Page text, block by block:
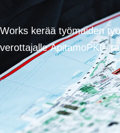
Works kerää työmaiden
verottajalleApitamoPKI–